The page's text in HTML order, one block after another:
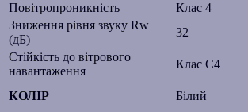
Повітропроникність
Клас 4
Зниження рівня звуку Rw
(дБ)
32
Стійкість до вітрового
навантаження
Клас С4
КОЛІР Білий